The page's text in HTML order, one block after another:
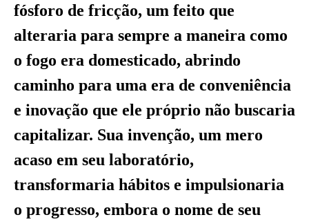
fósforo de fricção, um feito que
alteraria para sempre a maneira como
o fogo era domesticado, abrindo
caminho para uma era de conveniência
e inovação que ele próprio não buscaria
capitalizar. Sua invenção, um mero
acaso em seu laboratório,
transformaria hábitos e impulsionaria
o progresso, embora o nome de seu